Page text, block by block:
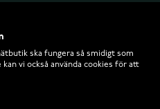
ska fungera så smidigt som
vi också använda cookies för att